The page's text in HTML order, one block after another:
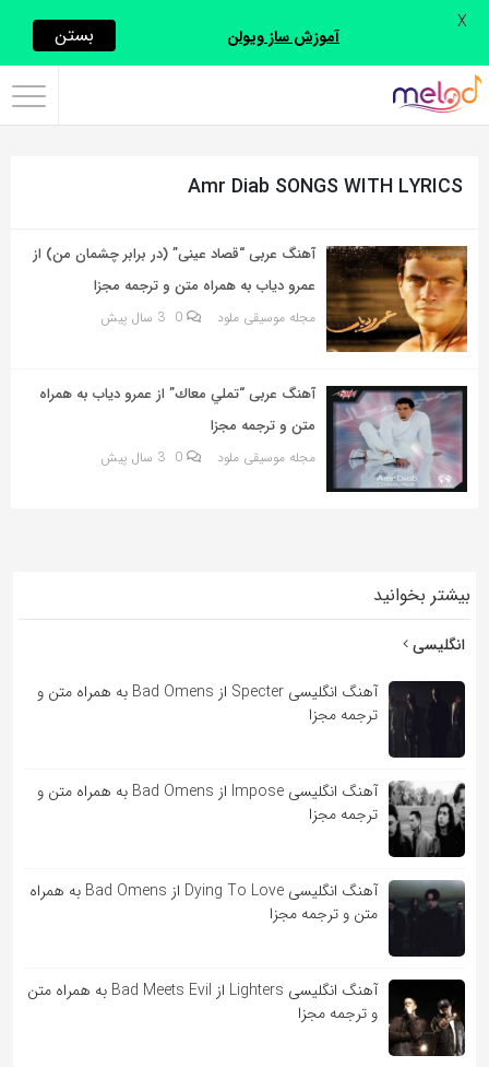
اشتراک
با
از
زیر
می‌توانید
این
صفحه
با
دوستان
خود
به
کپی
لینک
Amr Diab SONGS WITH LYRICS
آهنگ عربی “قصاد عینی” (در برابر چشمان من) از
عمرو دیاب به همراه متن و ترجمه مجزا
مجله موسیقی ملود 0 3 سال پیش
آهنگ عربی “تملي معاك” از عمرو دیاب به همراه
متن و ترجمه مجزا
مجله موسیقی ملود 0 3 سال پیش
بیشتر بخوانید
انگلیسی
آهنگ انگلیسی Specter از Bad Omens به همراه متن و
ترجمه مجزا
آهنگ انگلیسی Impose از Bad Omens به همراه متن و
ترجمه مجزا
آهنگ انگلیسی Dying To Love از Bad Omens به همراه
متن و ترجمه مجزا
آهنگ انگلیسی Lighters از Bad Meets Evil به همراه متن
و ترجمه مجزا
آموزش ساز ویولن بستن X